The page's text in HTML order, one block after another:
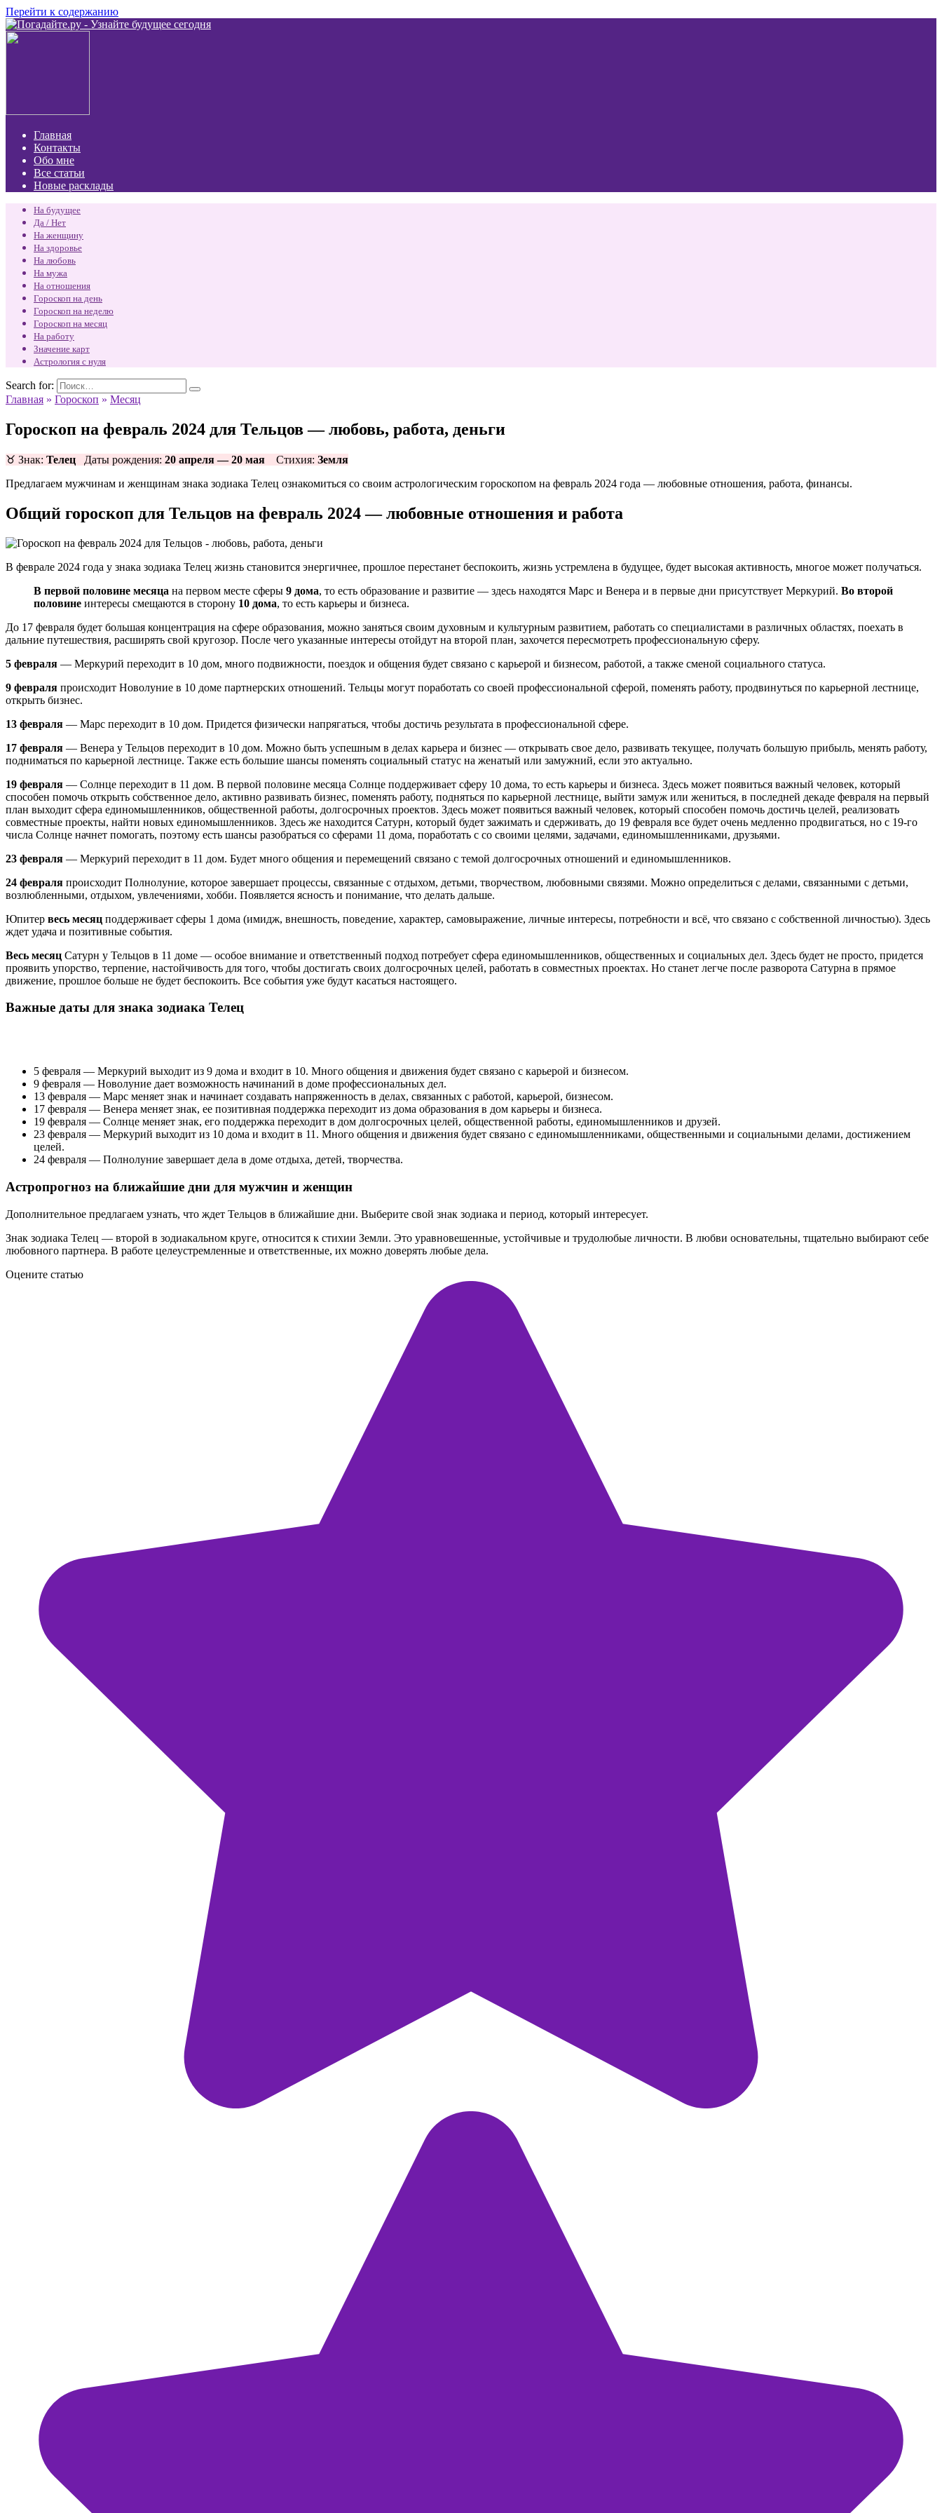
Перейти к содержанию
Главная
Контакты
Обо мне
Все статьи
Новые расклады
На будущее
Да / Нет
На женщину
На здоровье
На любовь
На мужа
На отношения
Гороскоп на день
Гороскоп на неделю
Гороскоп на месяц
На работу
Значение карт
Астрология с нуля
Search for:
Главная » Гороскоп » Месяц
Гороскоп на февраль 2024 для Тельцов — любовь, работа, деньги
♉ Знак: Телец Даты рождения: 20 апреля — 20 мая Стихия: Земля
Предлагаем мужчинам и женщинам знака зодиака Телец ознакомиться со своим астрологическим гороскопом на февраль 2024 года — любовные отношения, работа, финансы.
Общий гороскоп для Тельцов на февраль 2024 — любовные отношения и работа
В феврале 2024 года у знака зодиака Телец жизнь становится энергичнее, прошлое перестанет беспокоить, жизнь устремлена в будущее, будет высокая активность, многое может получаться.
В первой половине месяца на первом месте сферы 9 дома, то есть образование и развитие — здесь находятся Марс и Венера и в первые дни присутствует Меркурий. Во второй
половине интересы смещаются в сторону 10 дома, то есть карьеры и бизнеса.
До 17 февраля будет большая концентрация на сфере образования, можно заняться своим духовным и культурным развитием, работать со специалистами в различных областях, поехать в
дальние путешествия, расширять свой кругозор. После чего указанные интересы отойдут на второй план, захочется пересмотреть профессиональную сферу.
5 февраля — Меркурий переходит в 10 дом, много подвижности, поездок и общения будет связано с карьерой и бизнесом, работой, а также сменой социального статуса.
9 февраля происходит Новолуние в 10 доме партнерских отношений. Тельцы могут поработать со своей профессиональной сферой, поменять работу, продвинуться по карьерной лестнице,
открыть бизнес.
13 февраля — Марс переходит в 10 дом. Придется физически напрягаться, чтобы достичь результата в профессиональной сфере.
17 февраля — Венера у Тельцов переходит в 10 дом. Можно быть успешным в делах карьера и бизнес — открывать свое дело, развивать текущее, получать большую прибыль, менять работу,
подниматься по карьерной лестнице. Также есть большие шансы поменять социальный статус на женатый или замужний, если это актуально.
19 февраля — Солнце переходит в 11 дом. В первой половине месяца Солнце поддерживает сферу 10 дома, то есть карьеры и бизнеса. Здесь может появиться важный человек, который
способен помочь открыть собственное дело, активно развивать бизнес, поменять работу, подняться по карьерной лестнице, выйти замуж или жениться, в последней декаде февраля на первый
план выходит сфера единомышленников, общественной работы, долгосрочных проектов. Здесь может появиться важный человек, который способен помочь достичь целей, реализовать
совместные проекты, найти новых единомышленников. Здесь же находится Сатурн, который будет зажимать и сдерживать, до 19 февраля все будет очень медленно продвигаться, но с 19-го
числа Солнце начнет помогать, поэтому есть шансы разобраться со сферами 11 дома, поработать с со своими целями, задачами, единомышленниками, друзьями.
23 февраля — Меркурий переходит в 11 дом. Будет много общения и перемещений связано с темой долгосрочных отношений и единомышленников.
24 февраля происходит Полнолуние, которое завершает процессы, связанные с отдыхом, детьми, творчеством, любовными связями. Можно определиться с делами, связанными с детьми,
возлюбленными, отдыхом, увлечениями, хобби. Появляется ясность и понимание, что делать дальше.
Юпитер весь месяц поддерживает сферы 1 дома (имидж, внешность, поведение, характер, самовыражение, личные интересы, потребности и всё, что связано с собственной личностью). Здесь
ждет удача и позитивные события.
Весь месяц Сатурн у Тельцов в 11 доме — особое внимание и ответственный подход потребует сфера единомышленников, общественных и социальных дел. Здесь будет не просто, придется
проявить упорство, терпение, настойчивость для того, чтобы достигать своих долгосрочных целей, работать в совместных проектах. Но станет легче после разворота Сатурна в прямое
движение, прошлое больше не будет беспокоить. Все события уже будут касаться настоящего.
Важные даты для знака зодиака Телец
5 февраля — Меркурий выходит из 9 дома и входит в 10. Много общения и движения будет связано с карьерой и бизнесом.
9 февраля — Новолуние дает возможность начинаний в доме профессиональных дел.
13 февраля — Марс меняет знак и начинает создавать напряженность в делах, связанных с работой, карьерой, бизнесом.
17 февраля — Венера меняет знак, ее позитивная поддержка переходит из дома образования в дом карьеры и бизнеса.
19 февраля — Солнце меняет знак, его поддержка переходит в дом долгосрочных целей, общественной работы, единомышленников и друзей.
23 февраля — Меркурий выходит из 10 дома и входит в 11. Много общения и движения будет связано с единомышленниками, общественными и социальными делами, достижением
целей.
24 февраля — Полнолуние завершает дела в доме отдыха, детей, творчества.
Астропрогноз на ближайшие дни для мужчин и женщин
Дополнительное предлагаем узнать, что ждет Тельцов в ближайшие дни. Выберите свой знак зодиака и период, который интересует.
Знак зодиака Телец — второй в зодиакальном круге, относится к стихии Земли. Это уравновешенные, устойчивые и трудолюбые личности. В любви основательны, тщательно выбирают себе
любовного партнера. В работе целеустремленные и ответственные, их можно доверять любые дела.
Оцените статью